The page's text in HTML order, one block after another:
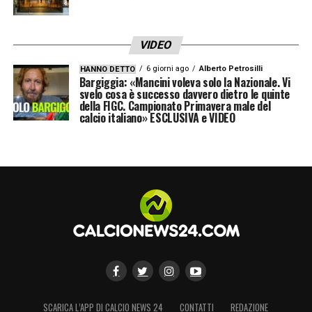
dall’evoluzione delle tensioni nei prossimi
giorni. In questo contesto, la tutela delle
squadre e dell’intero apparato organizzativo
sembra destinata a prevalere su qualsiasi
LA PLAYLIST DELLE NOSTRE TOP NEWS
VIDEO
HANNO DETTO 6 giorni ago Alberto Petrosilli
Bargiggia: «Mancini voleva solo la Nazionale. Vi
svelo cosa è successo davvero dietro le quinte
della FIGC. Campionato Primavera male del
calcio italiano» ESCLUSIVA e VIDEO
SCARICA L’APP DI CALCIO NEWS 24 CONTATTI REDAZIONE